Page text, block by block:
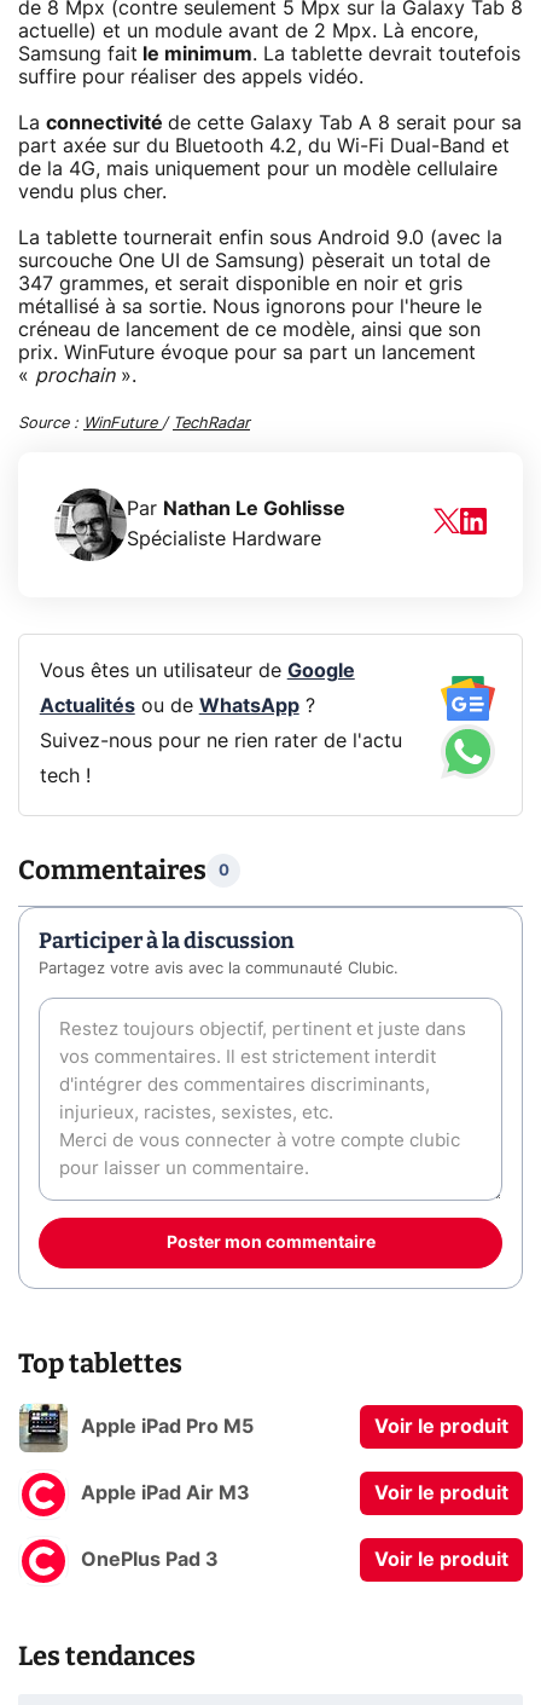
de 8 Mpx (contre seulement 5 Mpx sur la Galaxy Tab 8
actuelle) et un module avant de 2 Mpx. Là encore,
Samsung fait le minimum. La tablette devrait toutefois
suffire pour réaliser des appels vidéo.
La connectivité de cette Galaxy Tab A 8 serait pour sa
part axée sur du Bluetooth 4.2, du Wi-Fi Dual-Band et
de la 4G, mais uniquement pour un modèle cellulaire
vendu plus cher.
La tablette tournerait enfin sous Android 9.0 (avec la
surcouche One UI de Samsung) pèserait un total de
347 grammes, et serait disponible en noir et gris
métallisé à sa sortie. Nous ignorons pour l'heure le
créneau de lancement de ce modèle, ainsi que son
prix. WinFuture évoque pour sa part un lancement
« prochain».
Source : WinFuture / TechRadar
Par Nathan Le Gohlisse
Spécialiste Hardware
Vous êtes un utilisateur de Google
Actualitésou de WhatsApp?
Suivez-nous pour ne rien rater de l'actu
tech !
Commentaires 0
Participer à la discussion
Partagez votre avis avec la communauté Clubic.
Poster mon commentaire
Top tablettes
Apple iPad Pro M5 Voir le produit
Apple iPad Air M3 Voir le produit
OnePlus Pad 3 Voir le produit
Les tendances